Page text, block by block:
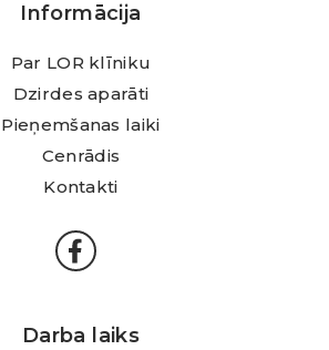
Informācija
Par LOR klīniku
Dzirdes aparāti
Pieņemšanas laiki
Cenrādis
Kontakti
Darba laiks